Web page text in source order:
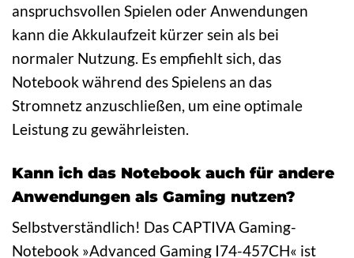
anspruchsvollen Spielen oder Anwendungen
kann die Akkulaufzeit kürzer sein als bei
normaler Nutzung. Es empfiehlt sich, das
Notebook während des Spielens an das
Stromnetz anzuschließen, um eine optimale
Leistung zu gewährleisten.
Kann ich das Notebook auch für andere
Anwendungen als Gaming nutzen?
Selbstverständlich! Das CAPTIVA Gaming-
Notebook »Advanced Gaming I74-457CH« ist